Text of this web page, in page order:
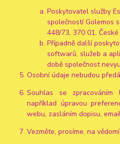
Poskytovatel služby
společností Golemos
448/73, 370 01,
Případně další
softwarů, služeb a
době společnost
Osobní údaje nebudou
Souhlas se
například úpravou
webu, zasláním dopisu,
Vezměte, prosíme, na